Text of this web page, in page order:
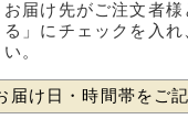
お届け先がご注文者
る」にチェックを入
い。
届け日・時間帯をご